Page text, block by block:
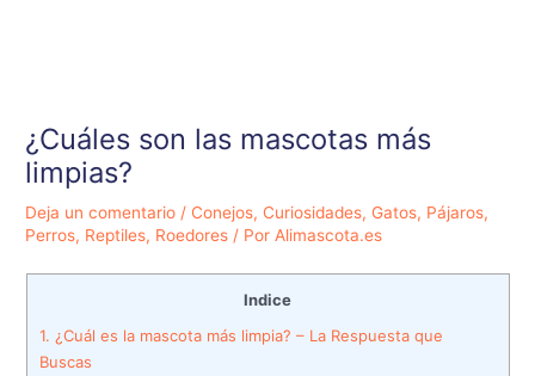
¿Cuáles son las mascotas más
limpias?
Deja un comentario / Conejos, Curiosidades, Gatos, Pájaros,
Perros, Reptiles, Roedores / Por Alimascota.es
Indice
1. ¿Cuál es la mascota más limpia? – La Respuesta que
Buscas